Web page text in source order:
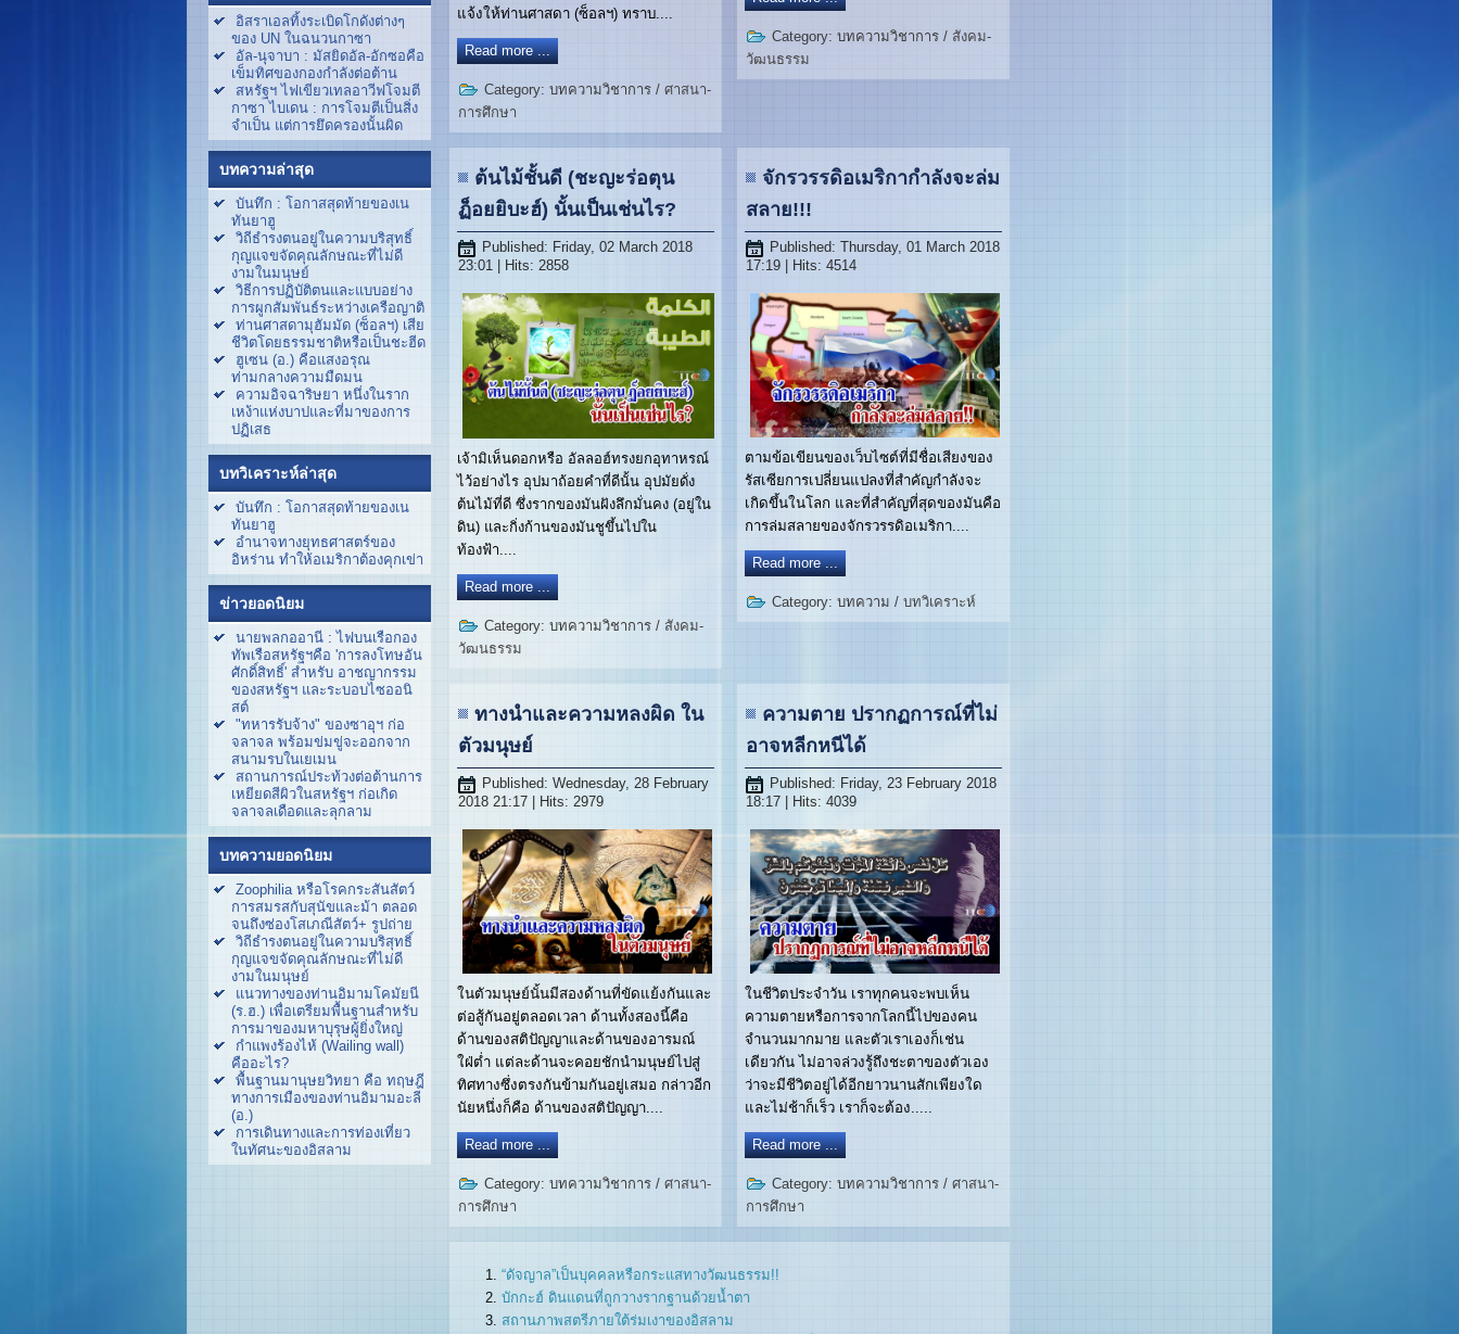
อิสราเอลทิ้งระเบิดโกดังต่างๆ
ของ UN ในฉนวนกาซา
อัล-นุจาบา : มัสยิดอัล-อักซอคือ
เข็มทิศของกองกำลังต่อต้าน
สหรัฐฯ ไฟเขียวเทลอาวีฟโจมตี
กาซา ไบเดน : การโจมตีเป็นสิ่ง
จำเป็น แต่การยึดครองนั้นผิด
บทความล่าสุด
บันทึก : โอกาสสุดท้ายของเน
ทันยาฮู
วิถีธำรงตนอยู่ในความบริสุทธิ์
กุญแจขจัดคุณลักษณะที่ไม่ดี
งามในมนุษย์
วิธีการปฏิบัติตนและแบบอย่าง
การผูกสัมพันธ์ระหว่างเครือญาติ
ท่านศาสดามุฮัมมัด (ซ็อลฯ) เสีย
ชีวิตโดยธรรมชาติหรือเป็นชะฮีด
ฮูเซน (อ.) คือแสงอรุณ
ท่ามกลางความมืดมน
ความอิจฉาริษยา หนึ่งในราก
เหง้าแห่งบาปและที่มาของการ
ปฏิเสธ
บทวิเคราะห์ล่าสุด
บันทึก : โอกาสสุดท้ายของเน
ทันยาฮู
อำนาจทางยุทธศาสตร์ของ
อิหร่าน ทำให้อเมริกาต้องคุกเข่า
ข่าวยอดนิยม
นายพลกออานี : ไฟบนเรือกอง
ทัพเรือสหรัฐฯคือ 'การลงโทษอัน
ศักดิ์สิทธิ์' สำหรับ อาชญากรรม
ของสหรัฐฯ และระบอบไซออนิ
สต์
"ทหารรับจ้าง" ของซาอุฯ ก่อ
จลาจล พร้อมข่มขู่จะออกจาก
สนามรบในเยเมน
สถานการณ์ประท้วงต่อต้านการ
เหยียดสีผิวในสหรัฐฯ ก่อเกิด
จลาจลเดือดและลุกลาม
บทความยอดนิยม
Zoophilia หรือโรคกระสันสัตว์
การสมรสกับสุนัขและม้า ตลอด
จนถึงซ่องโสเภณีสัตว์+ รูปถ่าย
วิถีธำรงตนอยู่ในความบริสุทธิ์
กุญแจขจัดคุณลักษณะที่ไม่ดี
งามในมนุษย์
แนวทางของท่านอิมามโคมัยนี
(ร.ฮ.) เพื่อเตรียมพื้นฐานสำหรับ
การมาของมหาบุรุษผู้ยิ่งใหญ่
กำแพงร้องไห้ (Wailing wall)
คืออะไร?
พื้นฐานมานุษยวิทยา คือ ทฤษฎี
ทางการเมืองของท่านอิมามอะลี
(อ.)
การเดินทางและการท่องเที่ยว
ในทัศนะของอิสลาม
แจ้งให้ท่านศาสดา (ซ็อลฯ) ทราบ....
Read more ...
Category: บทความวิชาการ / ศาสนา-
การศึกษา
Category: บทความวิชาการ / สังคม-
วัฒนธรรม
ต้นไม้ชั้นดี (ชะญะร่อตุน
ฏ็อยยิบะฮ์) นั้นเป็นเช่นไร?
Published: Friday, 02 March 2018
23:01 | Hits: 2858
เจ้ามิเห็นดอกหรือ อัลลอฮ์ทรงยกอุทาหรณ์
ไว้อย่างไร อุปมาถ้อยคำที่ดีนั้น อุปมัยดั่ง
ต้นไม้ที่ดี ซึ่งรากของมันฝังลึกมั่นคง (อยู่ใน
ดิน) และกิ่งก้านของมันชูขึ้นไปใน
ท้องฟ้า....
Read more ...
Category: บทความวิชาการ / สังคม-
วัฒนธรรม
จักรวรรดิอเมริกากำลังจะล่ม
สลาย!!!
Published: Thursday, 01 March 2018
17:19 | Hits: 4514
ตามข้อเขียนของเว็บไซต์ที่มีชื่อเสียงของ
รัสเซียการเปลี่ยนแปลงที่สำคัญกำลังจะ
เกิดขึ้นในโลก และที่สำคัญที่สุดของมันคือ
การล่มสลายของจักรวรรดิอเมริกา....
Read more ...
Category: บทความ / บทวิเคราะห์
ทางนำและความหลงผิด ใน
ตัวมนุษย์
Published: Wednesday, 28 February
2018 21:17 | Hits: 2979
ในตัวมนุษย์นั้นมีสองด้านที่ขัดแย้งกันและ
ต่อสู้กันอยู่ตลอดเวลา ด้านทั้งสองนี้คือ
ด้านของสติปัญญาและด้านของอารมณ์
ใฝ่ต่ำ แต่ละด้านจะคอยชักนำมนุษย์ไปสู่
ทิศทางซึ่งตรงกันข้ามกันอยู่เสมอ กล่าวอีก
นัยหนึ่งก็คือ ด้านของสติปัญญา....
Read more ...
Category: บทความวิชาการ / ศาสนา-
การศึกษา
ความตาย ปรากฏการณ์ที่ไม่
อาจหลีกหนีได้
Published: Friday, 23 February 2018
18:17 | Hits: 4039
ในชีวิตประจำวัน เราทุกคนจะพบเห็น
ความตายหรือการจากโลกนี้ไปของคน
จำนวนมากมาย และตัวเราเองก็เช่น
เดียวกัน ไม่อาจล่วงรู้ถึงชะตาของตัวเอง
ว่าจะมีชีวิตอยู่ได้อีกยาวนานสักเพียงใด
และไม่ช้าก็เร็ว เราก็จะต้อง.....
Read more ...
Category: บทความวิชาการ / ศาสนา-
การศึกษา
“ดัจญาล”เป็นบุคคลหรือกระแสทางวัฒนธรรม!!
บักกะฮ์ ดินแดนที่ถูกวางรากฐานด้วยน้ำตา
สถานภาพสตรีภายใต้ร่มเงาของอิสลาม